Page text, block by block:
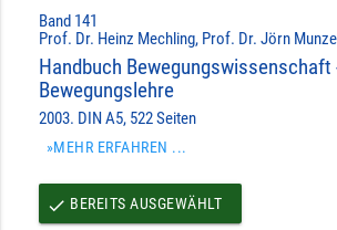
Band 141
Prof. Dr. Heinz Mechling, Prof. Dr. Jörn
Handbuch Bewegungswissenschaft
Bewegungslehre
2003. DIN A5, 522 Seiten
»MEHR ERFAHREN ...
done BEREITS AUSGEWÄHLT